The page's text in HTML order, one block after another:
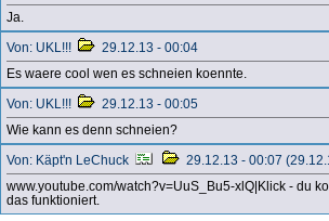
Ja.
Von: UKL!!!
29.12.13 - 00:04
Es waere cool wen es schneien koennte.
Von: UKL!!!
29.12.13 - 00:05
Wie kann es denn schneien?
Von: Käpt'n LeChuck
29.12.13 - 00:07
www.youtube.com/watch?v=UuS_Bu5-xlQ|Klick - du
das funktioniert.